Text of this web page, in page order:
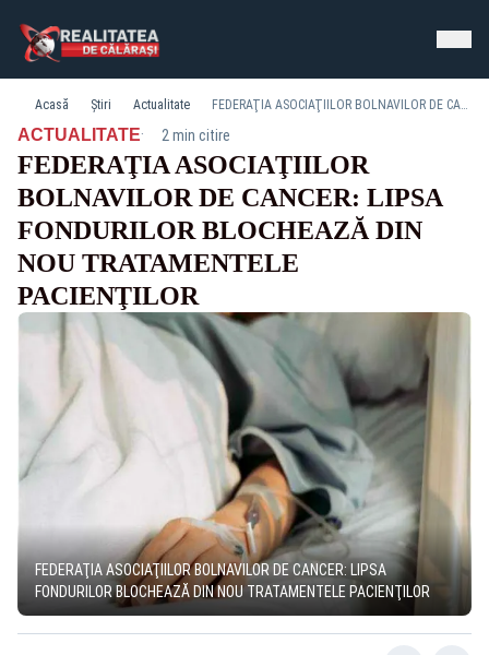
Acasă Știri Actualitate FEDERAŢIA ASOCIAŢIILOR BOLNAVILOR DE CANCER: LIPSA FONDURILOR BLOCHEAZĂ DIN NOU TRATAMENTELE PACIENŢILOR
ACTUALITATE· 2 min citire
FEDERAŢIA ASOCIAŢIILOR
BOLNAVILOR DE CANCER: LIPSA
FONDURILOR BLOCHEAZĂ DIN
NOU TRATAMENTELE
PACIENŢILOR
FEDERAŢIA ASOCIAŢIILOR BOLNAVILOR DE CANCER: LIPSA
FONDURILOR BLOCHEAZĂ DIN NOU TRATAMENTELE PACIENŢILOR